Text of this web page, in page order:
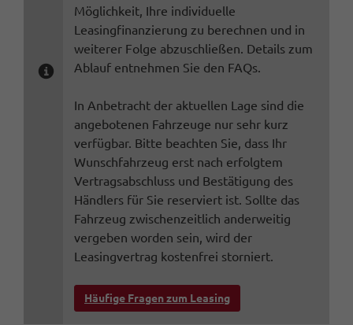
Möglichkeit, Ihre individuelle
Leasingfinanzierung zu berechnen und in
weiterer Folge abzuschließen. Details zum
Ablauf entnehmen Sie den FAQs.
In Anbetracht der aktuellen Lage sind die
angebotenen Fahrzeuge nur sehr kurz
verfügbar. Bitte beachten Sie, dass Ihr
Wunschfahrzeug erst nach erfolgtem
Vertragsabschluss und Bestätigung des
Händlers für Sie reserviert ist. Sollte das
Fahrzeug zwischenzeitlich anderweitig
vergeben worden sein, wird der
Leasingvertrag kostenfrei storniert.
Häufige Fragen zum Leasing